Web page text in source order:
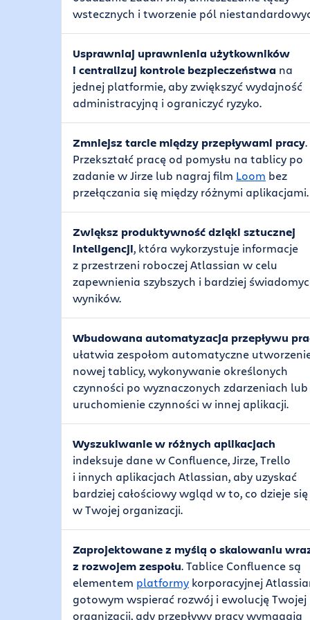
wstecznych i tworzenie pól
Usprawniaj uprawnienia użytkowników
i centralizuj kontrole bezpieczeństwa na
jednej platformie, aby zwiększyć wydajność
administracyjną i ograniczyć ryzyko.
Zmniejsz tarcie między przepływami pracy.
Przekształć pracę od pomysłu na tablicy po
zadanie w Jirze lub nagraj film Loom bez
przełączania się między różnymi aplikacjami.
Zwiększ produktywność dzięki sztucznej
inteligencji, która wykorzystuje informacje
z przestrzeni roboczej Atlassian w celu
zapewnienia szybszych i bardziej
wyników.
Wbudowana automatyzacja przepływu
ułatwia zespołom automatyczne
nowej tablicy, wykonywanie określonych
czynności po wyznaczonych zdarzeniach lub
uruchomienie czynności w innej aplikacji.
Wyszukiwanie w różnych aplikacjach
indeksuje dane w Confluence, Jirze, Trello
i innych aplikacjach Atlassian, aby uzyskać
bardziej całościowy wgląd w to, co dzieje się
w Twojej organizacji.
Zaprojektowane z myślą o skalowaniu
z rozwojem zespołu. Tablice Confluence są
elementem platformy korporacyjnej
gotowym wspierać rozwój i ewolucję Twojej
organizacji, gdy przepływy pracy wymagają